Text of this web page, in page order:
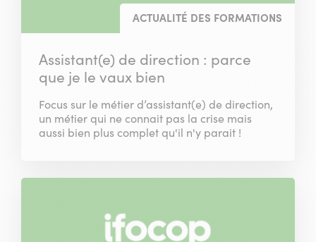
ACTUALITÉ DES FORMATIONS
Assistant(e) de direction : parce
que je le vaux bien
Focus sur le métier d’assistant(e) de direction,
un métier qui ne connait pas la crise mais
aussi bien plus complet qu'il n'y parait !